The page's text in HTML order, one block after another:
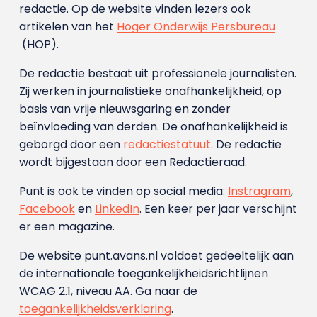
redactie. Op de website vinden lezers ook
artikelen van het Hoger Onderwijs Persbureau
(HOP).
De redactie bestaat uit professionele journalisten.
Zij werken in journalistieke onafhankelijkheid, op
basis van vrije nieuwsgaring en zonder
beïnvloeding van derden. De onafhankelijkheid is
geborgd door een redactiestatuut. De redactie
wordt bijgestaan door een Redactieraad.
Punt is ook te vinden op social media: Instragram,
Facebooken LinkedIn. Een keer per jaar verschijnt
er een magazine.
De website punt.avans.nl voldoet gedeeltelijk aan
de internationale toegankelijkheidsrichtlijnen
WCAG 2.1, niveau AA. Ga naar de
toegankelijkheidsverklaring.